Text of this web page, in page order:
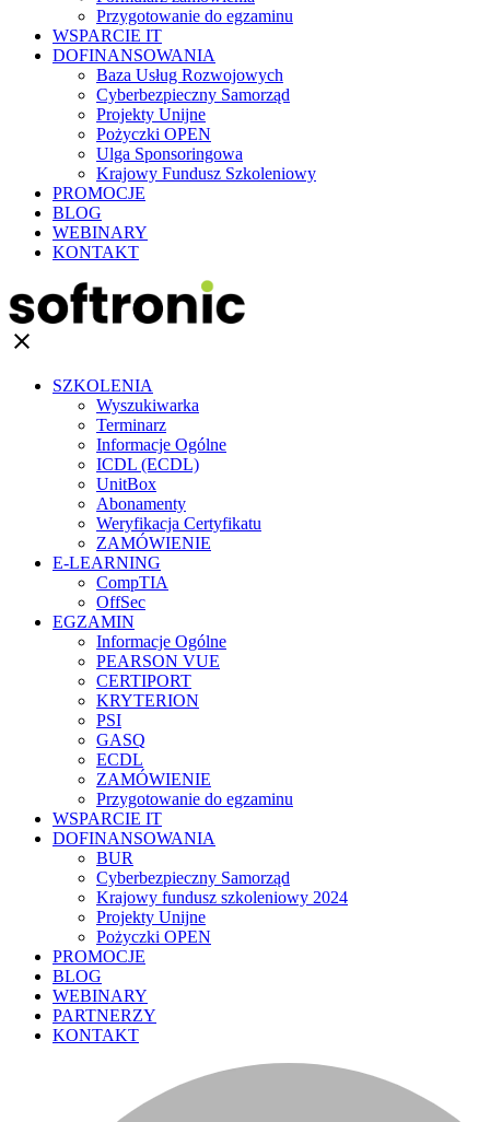
Przygotowanie do egzaminu
WSPARCIE IT
DOFINANSOWANIA
Baza Usług Rozwojowych
Cyberbezpieczny Samorząd
Projekty Unijne
Pożyczki OPEN
Ulga Sponsoringowa
Krajowy Fundusz Szkoleniowy
PROMOCJE
BLOG
WEBINARY
KONTAKT
clear
SZKOLENIA
Wyszukiwarka
Terminarz
Informacje Ogólne
ICDL (ECDL)
UnitBox
Abonamenty
Weryfikacja Certyfikatu
ZAMÓWIENIE
E-LEARNING
CompTIA
OffSec
EGZAMIN
Informacje Ogólne
PEARSON VUE
CERTIPORT
KRYTERION
PSI
GASQ
ECDL
ZAMÓWIENIE
Przygotowanie do egzaminu
WSPARCIE IT
DOFINANSOWANIA
BUR
Cyberbezpieczny Samorząd
Krajowy fundusz szkoleniowy 2024
Projekty Unijne
Pożyczki OPEN
PROMOCJE
BLOG
WEBINARY
PARTNERZY
KONTAKT